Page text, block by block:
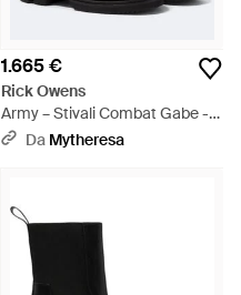
1.665 €
Rick Owens
Army – Stivali Combat Gabe -
NeroDa Mytheresa